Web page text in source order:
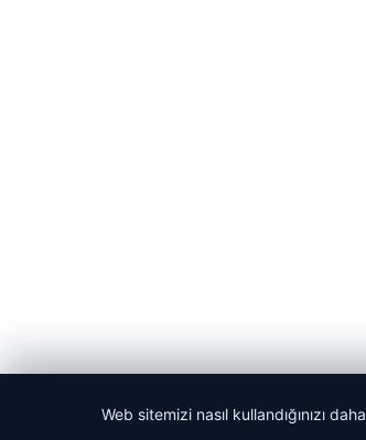
Web sitemizi nasıl kullandığınızı